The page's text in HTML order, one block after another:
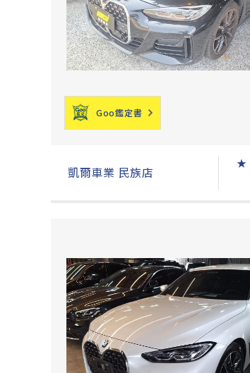
Goo鑑定書
凱爾車業 民族店
★